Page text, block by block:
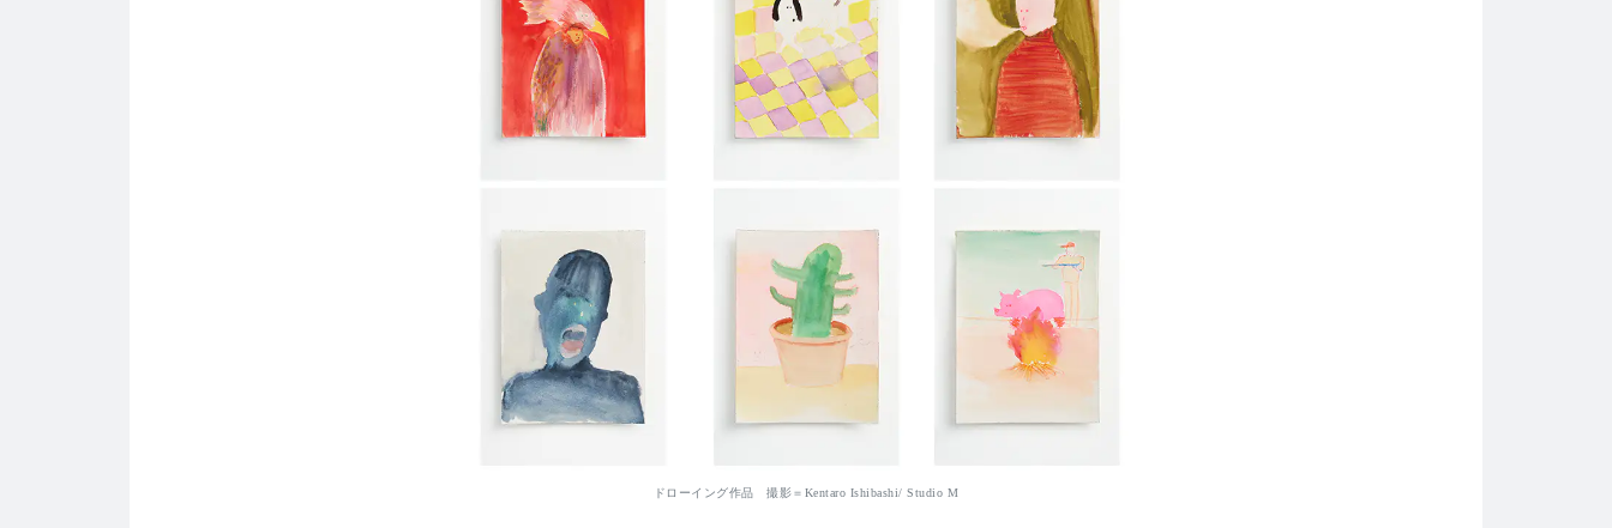
ドローイング作品 撮影＝Kentaro Ishibashi/ Studio M